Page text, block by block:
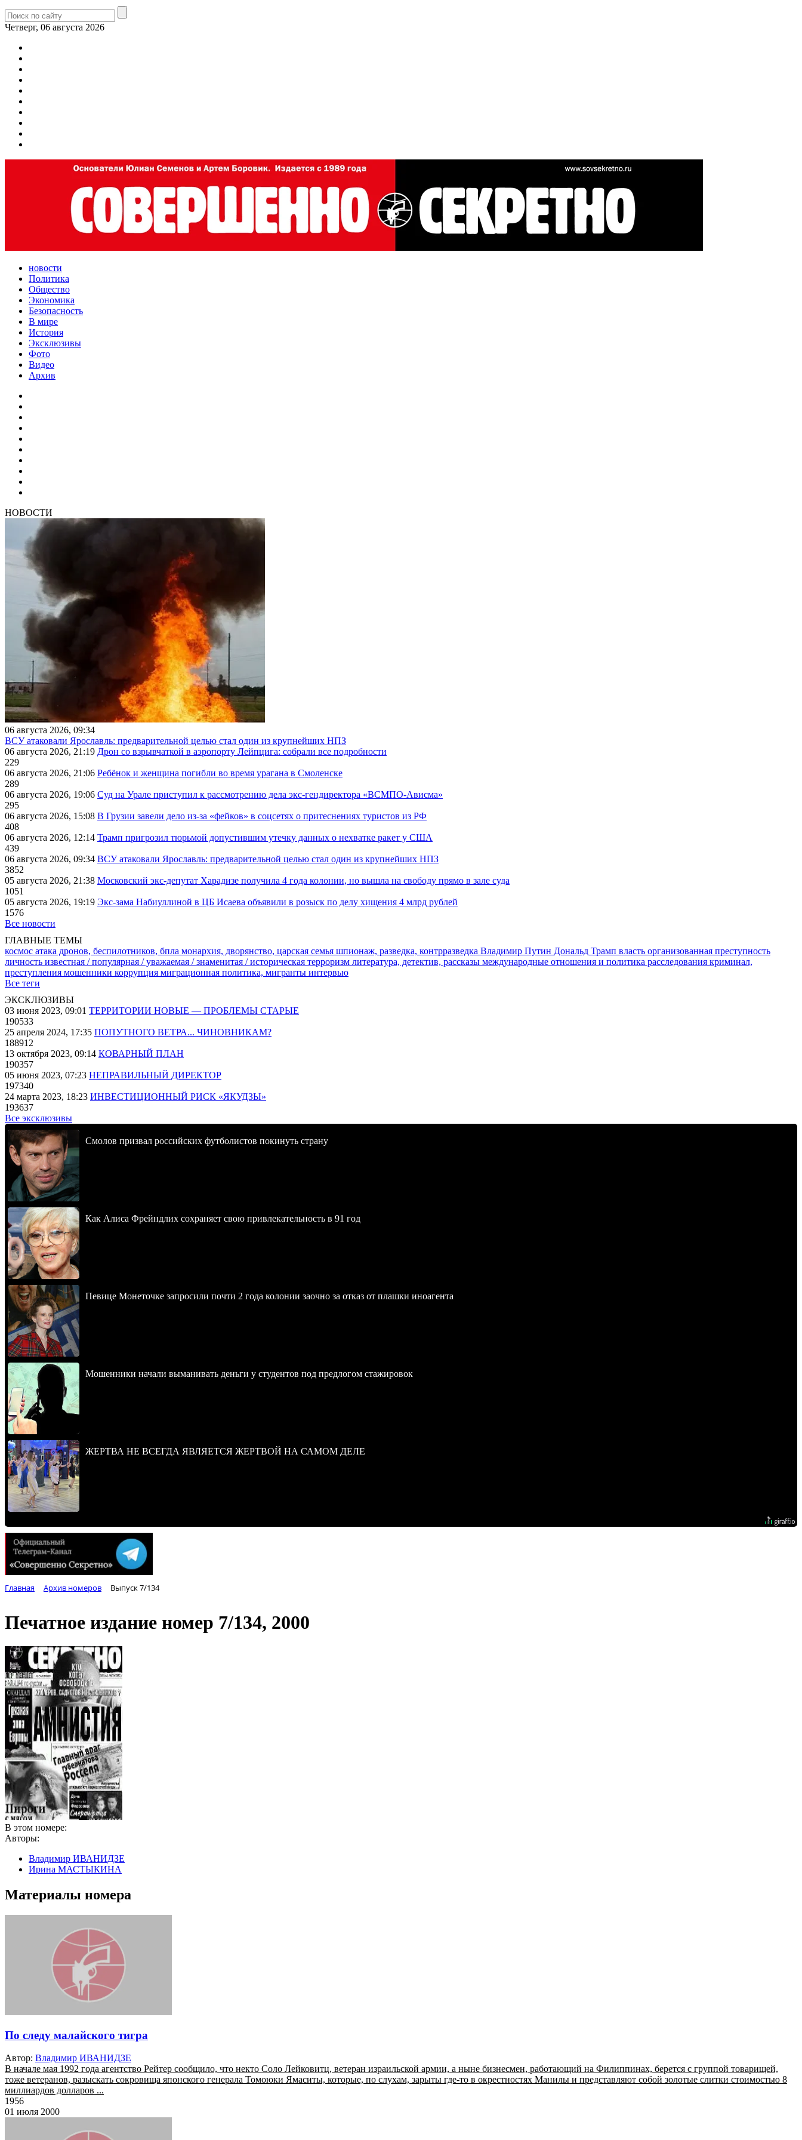
Четверг, 06 августа 2026
новости
Политика
Общество
Экономика
Безопасность
В мире
История
Эксклюзивы
Фото
Видео
Архив
НОВОСТИ
06 августа 2026, 09:34
ВСУ атаковали Ярославль: предварительной целью стал один из крупнейших НПЗ
06 августа 2026, 21:19 Дрон со взрывчаткой в аэропорту Лейпцига: собрали все подробности
229
06 августа 2026, 21:06 Ребёнок и женщина погибли во время урагана в Смоленске
289
06 августа 2026, 19:06 Суд на Урале приступил к рассмотрению дела экс-гендиректора «ВСМПО-Ависма»
295
06 августа 2026, 15:08 В Грузии завели дело из-за «фейков» в соцсетях о притеснениях туристов из РФ
408
06 августа 2026, 12:14 Трамп пригрозил тюрьмой допустившим утечку данных о нехватке ракет у США
439
06 августа 2026, 09:34 ВСУ атаковали Ярославль: предварительной целью стал один из крупнейших НПЗ
3852
05 августа 2026, 21:38 Московский экс-депутат Харадизе получила 4 года колонии, но вышла на свободу прямо в зале суда
1051
05 августа 2026, 19:19 Экс-зама Набиуллиной в ЦБ Исаева объявили в розыск по делу хищения 4 млрд рублей
1576
Все новости
ГЛАВНЫЕ ТЕМЫ
космос атака дронов, беспилотников, бпла монархия, дворянство, царская семья шпионаж, разведка, контрразведка Владимир Путин Дональд Трамп власть организованная преступность
личность известная / популярная / уважаемая / знаменитая / историческая терроризм литература, детектив, рассказы международные отношения и политика расследования криминал,
преступления мошенники коррупция миграционная политика, мигранты интервью
Все теги
ЭКСКЛЮЗИВЫ
03 июня 2023, 09:01 ТЕРРИТОРИИ НОВЫЕ — ПРОБЛЕМЫ СТАРЫЕ
190533
25 апреля 2024, 17:35 ПОПУТНОГО ВЕТРА... ЧИНОВНИКАМ?
188912
13 октября 2023, 09:14 КОВАРНЫЙ ПЛАН
190357
05 июня 2023, 07:23 НЕПРАВИЛЬНЫЙ ДИРЕКТОР
197340
24 марта 2023, 18:23 ИНВЕСТИЦИОННЫЙ РИСК «ЯКУДЗЫ»
193637
Все эксклюзивы
Смолов призвал российских футболистов покинуть страну
Как Алиса Фрейндлих сохраняет свою привлекательность в 91 год
Певице Монеточке запросили почти 2 года колонии заочно за отказ от плашки иноагента
Мошенники начали выманивать деньги у студентов под предлогом стажировок
ЖЕРТВА НЕ ВСЕГДА ЯВЛЯЕТСЯ ЖЕРТВОЙ НА САМОМ ДЕЛЕ
Главная Архив номеров Выпуск 7/134
Печатное издание номер 7/134, 2000
В этом номере:
Авторы:
Владимир ИВАНИДЗЕ
Ирина МАСТЫКИНА
Материалы номера
По следу малайского тигра
Автор: Владимир ИВАНИДЗЕ
В начале мая 1992 года агентство Рейтер сообщило, что некто Соло Лейковитц, ветеран израильской армии, а ныне бизнесмен, работающий на Филиппинах, берется с группой товарищей,
тоже ветеранов, разыскать сокровища японского генерала Томоюки Ямаситы, которые, по слухам, зарыты где-то в окрестностях Манилы и представляют собой золотые слитки стоимостью 8
миллиардов долларов ...
1956
01 июля 2000